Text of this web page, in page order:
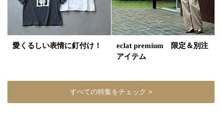
愛くるしい表情に釘付け！
eclat premium 限定＆別注
アイテム
すべての特集をチェック >